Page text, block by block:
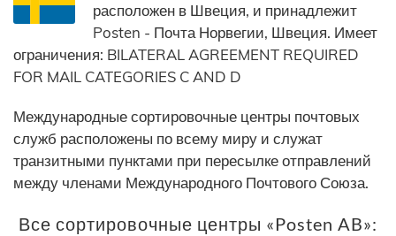
расположен в Швеция, и принадлежит
Posten - Почта Норвегии, Швеция. Имеет
ограничения: BILATERAL AGREEMENT REQUIRED
FOR MAIL CATEGORIES C AND D
Международные сортировочные центры почтовых
служб расположены по всему миру и служат
транзитными пунктами при пересылке отправлений
между членами Международного Почтового Союза.
Все сортировочные центры «Posten AB»: